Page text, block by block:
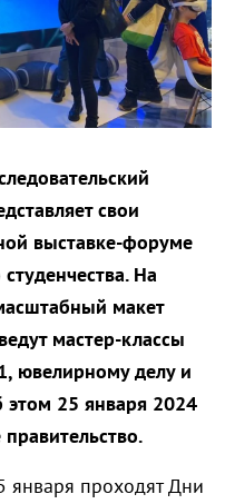
свои
выставке-форуме
На
макет
мастер-классы
ювелирному делу и
25 января 2024
января проходят Дни